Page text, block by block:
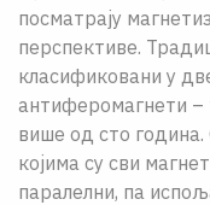
посматрају
перспективе.
класификовани у
антиферомагнети –
више од сто
којима су сви
паралелни, па